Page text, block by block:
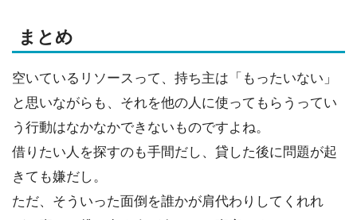
まとめ
空いているリソースって、持ち主は「もったいない」
と思いながらも、それを他の人に使ってもらうってい
う行動はなかなかできないものですよね。
借りたい人を探すのも手間だし、貸した後に問題が起
きても嫌だし。
ただ、そういった面倒を誰かが肩代わりしてくれれ